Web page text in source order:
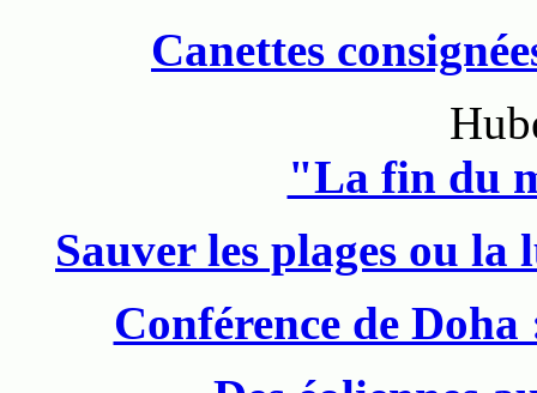
Canettes
"La fin du
Sauver les plages ou la
Conférence de